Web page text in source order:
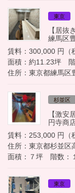
東京
【居抜
練馬区
賃料：300,000 円（
面積：約11.23坪
住所：東京都練馬区
杉並区
【激安
円寺商
賃料：253,000 円（
住所：東京都杉並区
面積：７坪 階数：
東京